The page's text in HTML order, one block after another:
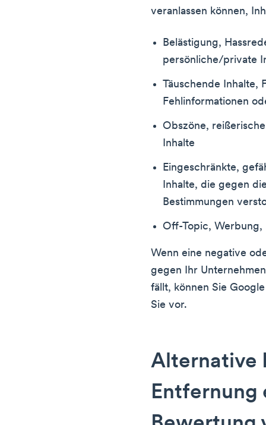
veranlassen können,
Belästigung,
persönliche/private
Täuschende Inhalte,
Fehlinformationen
Obszöne,
Inhalte
Eingeschränkte,
Inhalte, die gegen
Bestimmungen
Off-Topic, Werbung,
Wenn eine negative
gegen Ihr
fällt, können Sie
Sie vor.
Alternative
Entfernung